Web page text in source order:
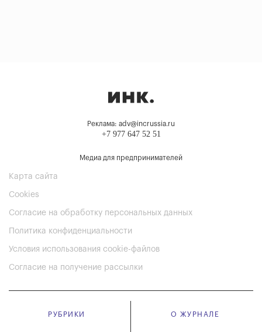
Реклама: adv@incrussia.ru
+7 977 647 52 51
Медиа для предпринимателей
Карта сайта
Cookies
Согласие на обработку персональных данных
Политика конфиденциальности
Условия использования cookie-файлов
Согласие на получение рассылки
РУБРИКИ О ЖУРНАЛЕ